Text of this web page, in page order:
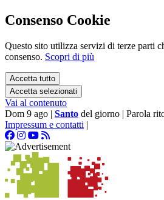
Consenso Cookie
Questo sito utilizza servizi di terze parti
consenso. Scopri di più
Accetta tutto
Accetta selezionati
Vai al contenuto
Dom 9 ago | Santo del giorno | Parola
Impressum e contatti |